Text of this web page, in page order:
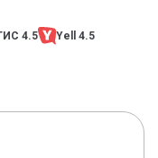
4.5 Yell 4.5